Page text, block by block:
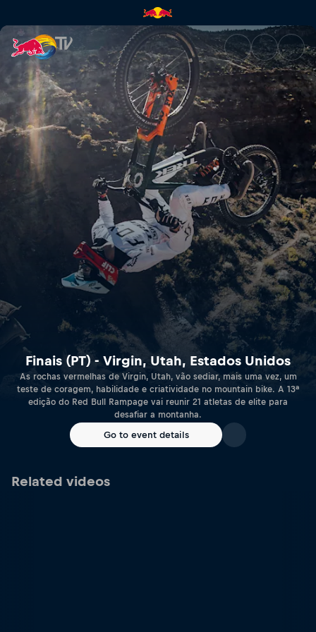
Finais (PT) - Virgin, Utah,
Finais (PT) - Virgin, Utah, Estados Unidos
As rochas vermelhas de Virgin, Utah, vão sediar, mais uma vez, um
teste de coragem, habilidade e criatividade no mountain bike. A 13ª
edição do Red Bull Rampage vai reunir 21 atletas de elite para
desafiar a montanha.
Go to event details
Related videos